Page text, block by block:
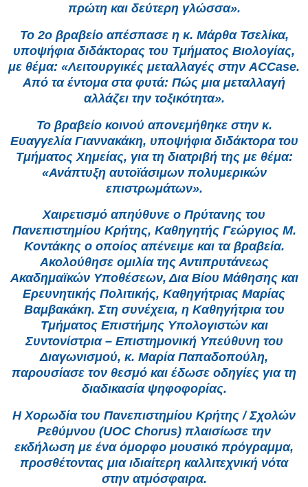
πρώτη και δεύτερη γλώσσα».
Το 2ο βραβείο απέσπασε η κ. Μάρθα Τσελίκα,
υποψήφια διδάκτορας του Τμήματος Βιολογίας,
με θέμα: «Λειτουργικές μεταλλαγές στην ACCase.
Από τα έντομα στα φυτά: Πώς μια μεταλλαγή
αλλάζει την τοξικότητα».
Το βραβείο κοινού απονεμήθηκε στην κ.
Ευαγγελία Γιαννακάκη, υποψήφια διδάκτορα του
Τμήματος Χημείας, για τη διατριβή της με θέμα:
«Ανάπτυξη αυτοϊάσιμων πολυμερικών
επιστρωμάτων».
Χαιρετισμό απηύθυνε ο Πρύτανης του
Πανεπιστημίου Κρήτης, Καθηγητής Γεώργιος Μ.
Κοντάκης ο οποίος απένειμε και τα βραβεία.
Ακολούθησε ομιλία της Αντιπρυτάνεως
Ακαδημαϊκών Υποθέσεων, Δια Βίου Μάθησης και
Ερευνητικής Πολιτικής, Καθηγήτριας Μαρίας
Βαμβακάκη. Στη συνέχεια, η Καθηγήτρια του
Τμήματος Επιστήμης Υπολογιστών και
Συντονίστρια – Επιστημονική Υπεύθυνη του
Διαγωνισμού, κ. Μαρία Παπαδοπούλη,
παρουσίασε τον θεσμό και έδωσε οδηγίες για τη
διαδικασία ψηφοφορίας.
Η Χορωδία του Πανεπιστημίου Κρήτης / Σχολών
Ρεθύμνου (UOC Chorus) πλαισίωσε την
εκδήλωση με ένα όμορφο μουσικό πρόγραμμα,
προσθέτοντας μια ιδιαίτερη καλλιτεχνική νότα
στην ατμόσφαιρα.